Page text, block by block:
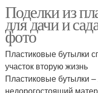
Поделки из
для дачи и
фото
Пластиковые бутылки
участок вторую жизнь
Пластиковые бутылки –